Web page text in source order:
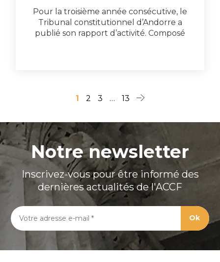
Pour la troisième année consécutive, le
Tribunal constitutionnel d’Andorre a
publié son rapport d’activité. Composé
1 2 3 … 13
Notre newsletter
Inscrivez-vous pour être informé des
dernières actualités de l'ACCF